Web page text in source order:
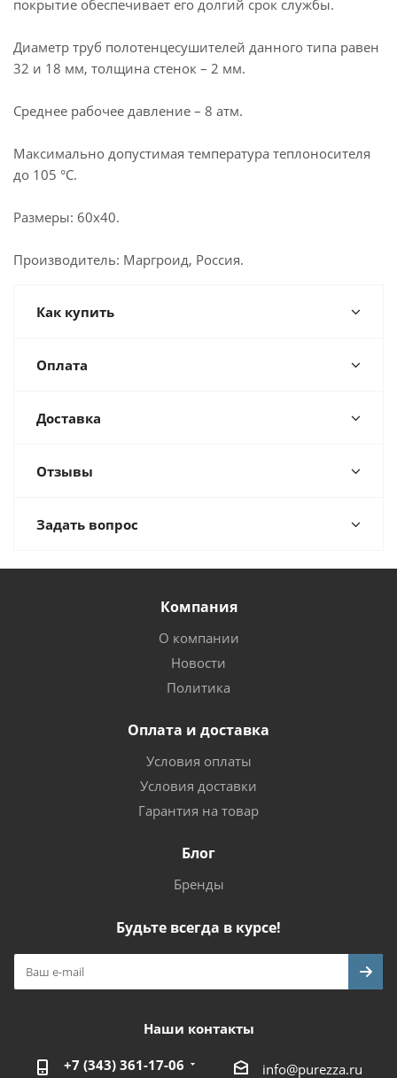
покрытие обеспечивает его долгий срок службы.
Диаметр труб полотенцесушителей данного типа равен
32 и 18 мм, толщина стенок – 2 мм.
Среднее рабочее давление – 8 атм.
Максимально допустимая температура теплоносителя
до 105 °C.
Размеры: 60х40.
Производитель: Маргроид, Россия.
Как купить
Оплата
Доставка
Отзывы
Задать вопрос
Компания
О компании
Новости
Политика
Оплата и доставка
Условия оплаты
Условия доставки
Гарантия на товар
Блог
Бренды
Будьте всегда в курсе!
Наши контакты
+7 (343) 361-17-06 info@purezza.ru